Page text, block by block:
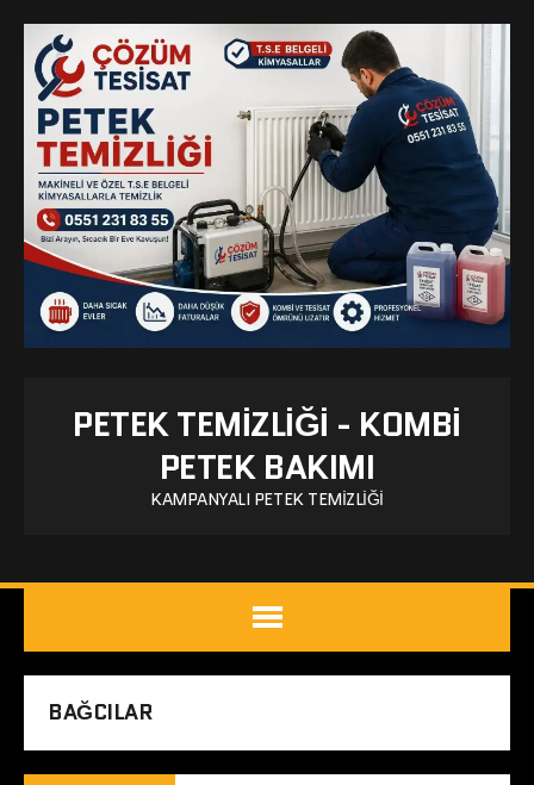
PETEK TEMIZLIĞI - KOMBI
PETEK BAKIMI
KAMPANYALI PETEK TEMIZLIĞI
BAĞCILAR